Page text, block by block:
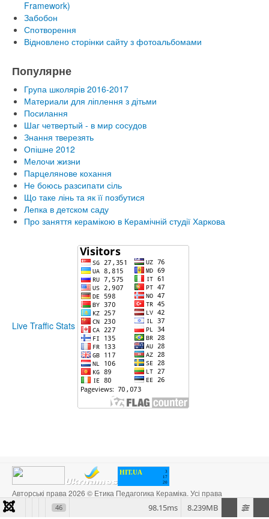
Framework)
Забобон
Спотворення
Відновлено сторінки сайту з фотоальбомами
Популярне
Група школярів 2016-2017
Материали для ліплення з дітьми
Посилання
Шаг четвертый - в мир сосудов
Знання тверезять
Опішне 2012
Мелочи жизни
Парцелянове кохання
Не боюсь разсипати сіль
Що таке лінь та як її позбутися
Лепка в детском саду
Про заняття керамікою в Керамічній студії Харкова
Live Traffic Stats
HIT.UA
3
17
20
Авторські права 2026 © Етика Педагогика Кераміка. Усі права
захищені. Designed by
46 8.239MB
98.15ms